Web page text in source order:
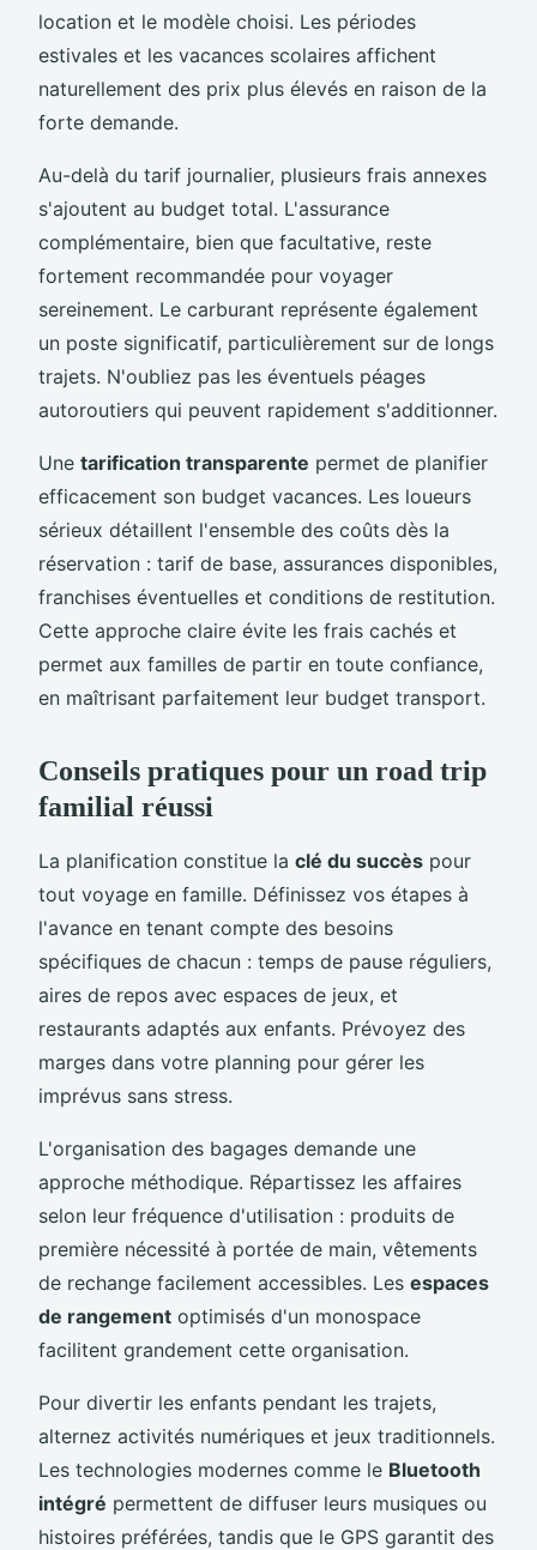
location et le modèle choisi. Les périodes
estivales et les vacances scolaires affichent
naturellement des prix plus élevés en raison de la
forte demande.
Au-delà du tarif journalier, plusieurs frais annexes
s'ajoutent au budget total. L'assurance
complémentaire, bien que facultative, reste
fortement recommandée pour voyager
sereinement. Le carburant représente également
un poste significatif, particulièrement sur de longs
trajets. N'oubliez pas les éventuels péages
autoroutiers qui peuvent rapidement s'additionner.
Une tarification transparente permet de planifier
efficacement son budget vacances. Les loueurs
sérieux détaillent l'ensemble des coûts dès la
réservation : tarif de base, assurances disponibles,
franchises éventuelles et conditions de restitution.
Cette approche claire évite les frais cachés et
permet aux familles de partir en toute confiance,
en maîtrisant parfaitement leur budget transport.
Conseils pratiques pour un road trip
familial réussi
La planification constitue la clé du succès pour
tout voyage en famille. Définissez vos étapes à
l'avance en tenant compte des besoins
spécifiques de chacun : temps de pause réguliers,
aires de repos avec espaces de jeux, et
restaurants adaptés aux enfants. Prévoyez des
marges dans votre planning pour gérer les
imprévus sans stress.
L'organisation des bagages demande une
approche méthodique. Répartissez les affaires
selon leur fréquence d'utilisation : produits de
première nécessité à portée de main, vêtements
de rechange facilement accessibles. Les espaces
de rangement optimisés d'un monospace
facilitent grandement cette organisation.
Pour divertir les enfants pendant les trajets,
alternez activités numériques et jeux traditionnels.
Les technologies modernes comme le Bluetooth
intégré permettent de diffuser leurs musiques ou
histoires préférées, tandis que le GPS garantit des